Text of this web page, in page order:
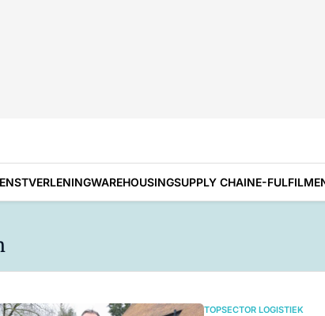
WAREHOUSINGSUPPLY CHAINE-
TOPSECTOR LOGISTIEK